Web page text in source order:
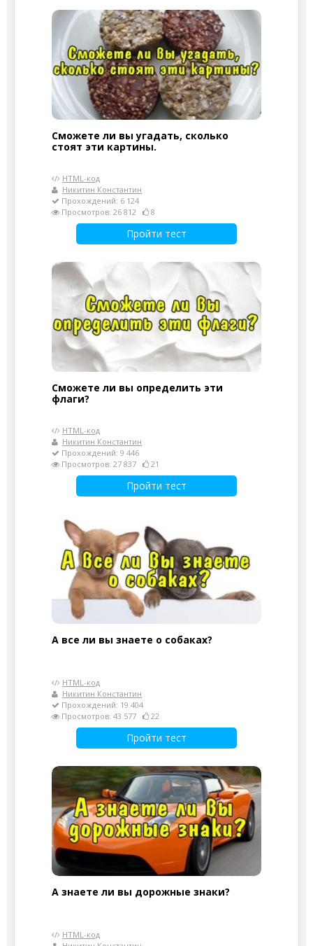
Сможете ли вы угадать, сколько
стоят эти картины.
HTML-код
Никитин Константин
Прохождений: 6 124
Просмотров: 26 812
8
Пройти тест
Сможете ли вы определить эти
флаги?
HTML-код
Никитин Константин
Прохождений: 9 446
Просмотров: 27 837
21
Пройти тест
А все ли вы знаете о собаках?
HTML-код
Никитин Константин
Прохождений: 19 404
Просмотров: 43 577
22
Пройти тест
А знаете ли вы дорожные знаки?
HTML-код